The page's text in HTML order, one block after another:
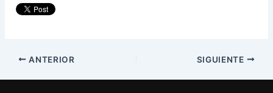
ANTERIOR SIGUIENTE